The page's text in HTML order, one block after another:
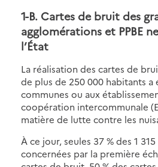
1-B. Cartes de bruit des
agglomérations et PPBE
l’État
La réalisation des cartes de
de plus de 250 000 habitants a
communes ou aux
coopération intercommunale
matière de lutte contre les
À ce jour, seules 37 % des 1
concernées par la première